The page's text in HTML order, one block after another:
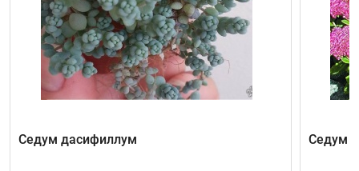
Седум дасифиллум Седум